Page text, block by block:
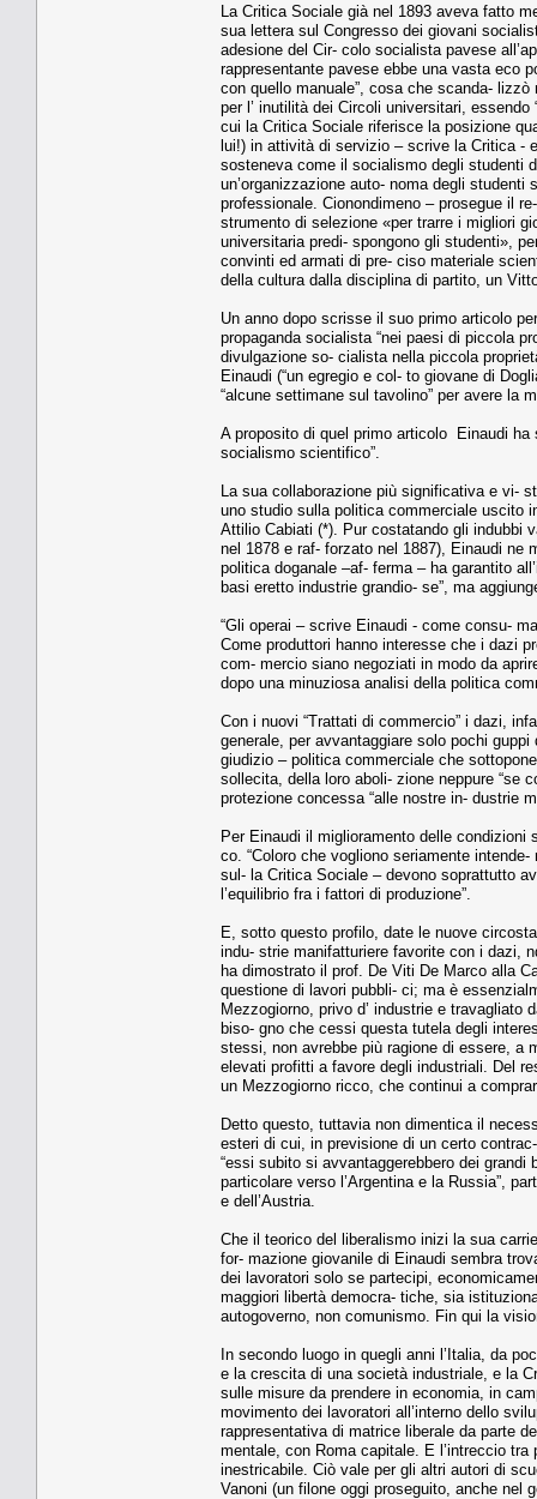
La Critica Sociale già nel 1893 aveva fatto
sua lettera sul Congresso dei giovani
adesione del Cir- colo socialista pavese
rappresentante pavese ebbe una vasta eco
con quello manuale”, cosa che scanda-
per l’ inutilità dei Circoli universitari,
cui la Critica Sociale riferisce la posizione
lui!) in attività di servizio – scrive la Critica -
sosteneva come il socialismo degli studenti
un’organizzazione auto- noma degli
professionale. Cionondimeno – prosegue il
strumento di selezione «per trarre i migliori
universitaria predi- spongono gli studenti»,
convinti ed armati di pre- ciso materiale
della cultura dalla disciplina di partito, un
Un anno dopo scrisse il suo primo articolo
propaganda socialista “nei paesi di piccola
divulgazione so- cialista nella piccola
Einaudi (“un egregio e col- to giovane di
“alcune settimane sul tavolino” per avere la
A proposito di quel primo articolo Einaudi
socialismo scientifico”.
La sua collaborazione più significativa e vi-
uno studio sulla politica commerciale uscito
Attilio Cabiati (*). Pur costatando gli indubbi
nel 1878 e raf- forzato nel 1887), Einaudi ne
politica doganale –af- ferma – ha garantito
basi eretto industrie grandio- se”, ma
“Gli operai – scrive Einaudi - come consu-
Come produttori hanno interesse che i dazi
com- mercio siano negoziati in modo da
dopo una minuziosa analisi della politica
Con i nuovi “Trattati di commercio” i dazi,
generale, per avvantaggiare solo pochi
giudizio – politica commerciale che
sollecita, della loro aboli- zione neppure “se
protezione concessa “alle nostre in- dustrie
Per Einaudi il miglioramento delle condizioni
co. “Coloro che vogliono seriamente
sul- la Critica Sociale – devono soprattutto
l’equilibrio fra i fattori di produzione”.
E, sotto questo profilo, date le nuove
indu- strie manifatturiere favorite con i dazi,
ha dimostrato il prof. De Viti De Marco alla
questione di lavori pubbli- ci; ma è
Mezzogiorno, privo d’ industrie e travagliato
biso- gno che cessi questa tutela degli
stessi, non avrebbe più ragione di essere, a
elevati profitti a favore degli industriali. Del
un Mezzogiorno ricco, che continui a
Detto questo, tuttavia non dimentica il
esteri di cui, in previsione di un certo
“essi subito si avvantaggerebbero dei
particolare verso l’Argentina e la Russia”,
e dell’Austria.
Che il teorico del liberalismo inizi la sua
for- mazione giovanile di Einaudi sembra
dei lavoratori solo se partecipi,
maggiori libertà democra- tiche, sia
autogoverno, non comunismo. Fin qui la
In secondo luogo in quegli anni l’Italia, da
e la crescita di una società industriale, e la
sulle misure da prendere in economia, in
movimento dei lavoratori all’interno dello
rappresentativa di matrice liberale da parte
mentale, con Roma capitale. E l’intreccio
inestricabile. Ciò vale per gli altri autori di
Vanoni (un filone oggi proseguito, anche nel